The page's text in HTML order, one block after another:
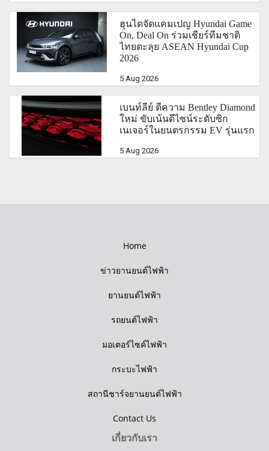
ฮุนไดจัดแคมเปญ Hyundai Game
On, Deal On ร่วมเชียร์ทีมชาติ
ไทยตะลุย ASEAN Hyundai Cup
2026
5 Aug 2026
เบนท์ลีย์ ตีความ Bentley Diamond
ใหม่ ขับเน้นดีไซน์ระดับซิก
เนเจอร์ในยนตรกรรม EV รุ่นแรก
5 Aug 2026
Home
ข่าวยานยนต์ไฟฟ้า
ยานยนต์ไฟฟ้า
รถยนต์ไฟฟ้า
มอเตอร์ไซค์ไฟฟ้า
กระบะไฟฟ้า
สถานีชาร์จยานยนต์ไฟฟ้า
Contact Us
เกี่ยวกับเรา